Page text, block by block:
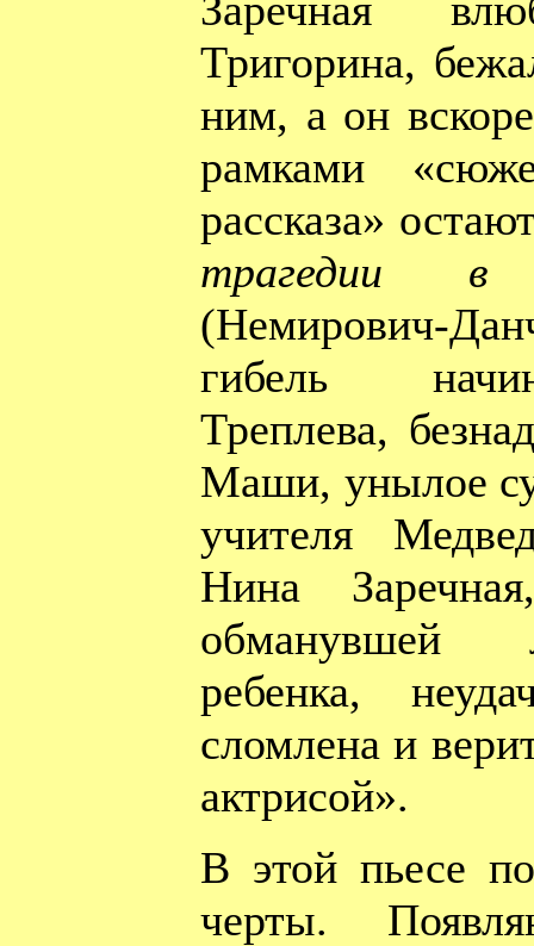
Тригорина,
ним, а он
рамками
рассказа»
трагедии в
(Немирович-
гибель
Треплева,
Маши, унылое
учителя
Нина
обманувшей
ребенка,
сломлена и
актрисой».
В этой пьесе
черты.